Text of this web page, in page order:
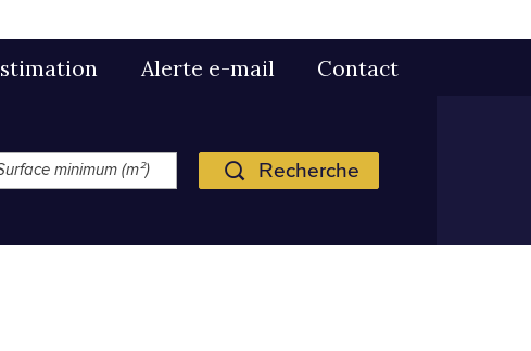
Estimation Alerte e-mail Contact
Recherche